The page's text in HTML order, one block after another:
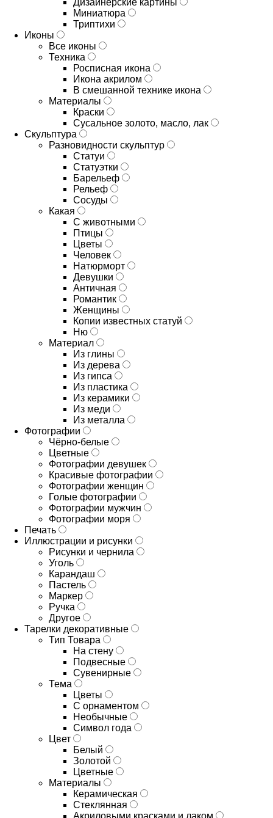
Дизайнерские картины
Миниатюра
Триптихи
Иконы
Все иконы
Техника
Росписная икона
Икона акрилом
В смешанной технике икона
Материалы
Краски
Сусальное золото, масло, лак
Скульптура
Разновидности скульптур
Статуи
Статуэтки
Барельеф
Рельеф
Сосуды
Какая
С животными
Птицы
Цветы
Человек
Натюрморт
Девушки
Античная
Романтик
Женщины
Копии известных статуй
Ню
Материал
Из глины
Из дерева
Из гипса
Из пластика
Из керамики
Из меди
Из металла
Фотографии
Чёрно-белые
Цветные
Фотографии девушек
Красивые фотографии
Фотографии женщин
Голые фотографии
Фотографии мужчин
Фотографии моря
Печать
Иллюстрации и рисунки
Рисунки и чернила
Уголь
Карандаш
Пастель
Маркер
Ручка
Другое
Тарелки декоративные
Тип Товара
На стену
Подвесные
Сувенирные
Тема
Цветы
С орнаментом
Необычные
Символ года
Цвет
Белый
Золотой
Цветные
Материалы
Керамическая
Стеклянная
Акриловыми красками и лаком